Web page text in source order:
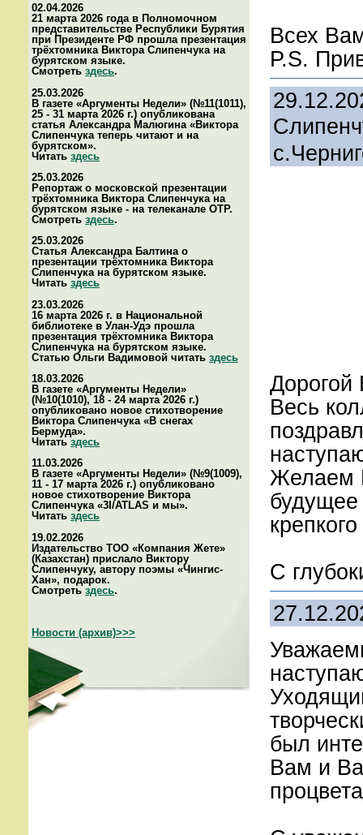
02.04.2026
21 марта 2026 года в Полномочном
представительстве Республики Бурятия
при Президенте РФ прошла презентация
трёхтомника Виктора Слипенчука на
бурятском языке.
Смотреть здесь.
25.03.2026
В газете «Аргументы Недели» (№11(1011),
25 - 31 марта 2026 г.) опубликована
статья Александра Малюгина «Виктора
Слипенчука теперь читают и на
бурятском».
Читать здесь
25.03.2026
Репортаж о московской презентации
трёхтомника Виктора Слипенчука на
бурятском языке - на телеканале ОТР.
Смотреть здесь.
25.03.2026
Статья Александра Балтина о
презентации трёхтомника Виктора
Слипенчука на бурятском языке.
Читать здесь
23.03.2026
16 марта 2026 г. в Национальной
библиотеке в Улан-Удэ прошла
презентация трёхтомника Виктора
Слипенчука на бурятском языке.
Статью Ольги Вадимовой читать здесь
18.03.2026
В газете «Аргументы Недели»
(№10(1010), 18 - 24 марта 2026 г.)
опубликовано новое стихотворение
Виктора Слипенчука «В снегах
Бермуда».
Читать здесь
11.03.2026
В газете «Аргументы Недели» (№9(1009),
11 - 17 марта 2026 г.) опубликовано
новое стихотворение Виктора
Слипенчука «3I/ATLAS и мы».
Читать здесь
19.02.2026
Издательство ТОО «Компания Жете»
(Казахстан) прислало Виктору
Слипенчуку, автору поэмы «Чингис-
Хан», подарок.
Смотреть здесь.
Новости (архив)>>>
Всех
P.S.
Дорогой
Весь
Желаем
будущее
С
был
Вам и